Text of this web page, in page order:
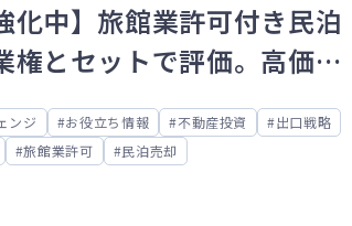
化中】旅館業許可付き民泊
権とセットで評価。高価買
とは？
ンジ お役立ち情報 不動産投資
出口戦略
旅館業許可 民泊売却